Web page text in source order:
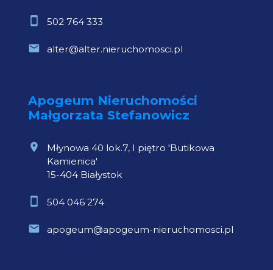
502 764 333
alter@alter.nieruchomosci.pl
Apogeum Nieruchomości
Małgorzata Stefanowicz
Młynowa 40 lok.7, I piętro 'Butikowa
Kamienica'
15-404 Białystok
504 046 274
apogeum@apogeum-nieruchomosci.pl